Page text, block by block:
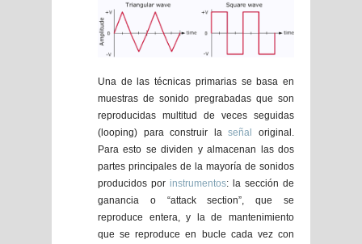
Una de las técnicas primarias se basa en
muestras de sonido pregrabadas que son
reproducidas multitud de veces seguidas
(looping) para construir laseñal
original.
Para esto se dividen y almacenan las dos
partes principales de la mayoría de sonidos
producidos por instrumentos: la sección de
ganancia o “attack section”, que se
reproduce entera, y la de mantenimiento
que se reproduce en bucle cada vez con